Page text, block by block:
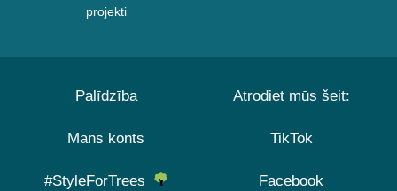
projekti
Palīdzība
Mans konts
#StyleForTrees
Atrodiet mūs šeit:
TikTok
Facebook